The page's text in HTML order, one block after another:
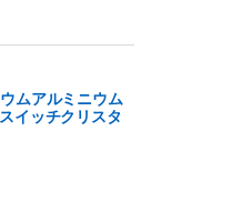
ムアルミニウム
イッチクリスタ